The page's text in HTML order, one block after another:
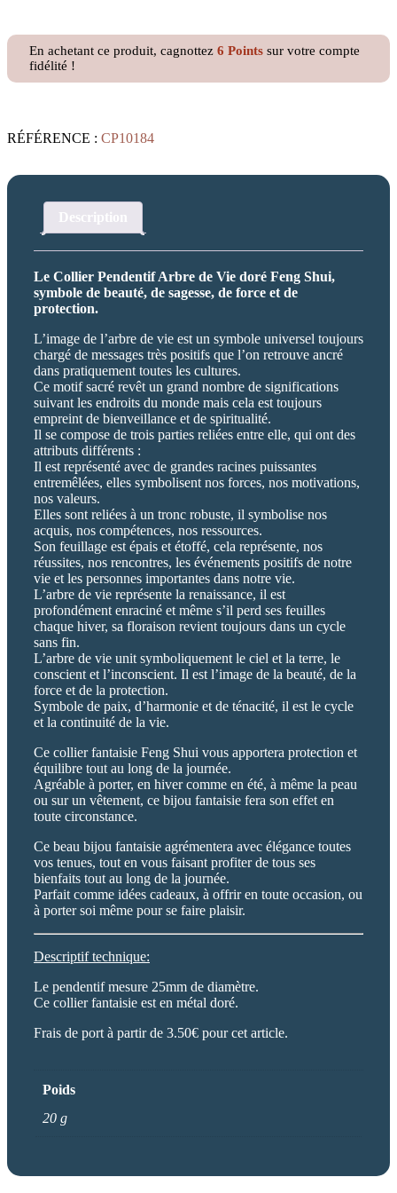
de
doré
En achetant ce produit, cagnottez 6 Points sur votre compte
fidélité !
RÉFÉRENCE : CP10184
Description
Le Collier Pendentif Arbre de Vie doré Feng Shui,
symbole de beauté, de sagesse, de force et de
protection.
L’image de l’arbre de vie est un symbole universel toujours
chargé de messages très positifs que l’on retrouve ancré
dans pratiquement toutes les cultures.
Ce motif sacré revêt un grand nombre de significations
suivant les endroits du monde mais cela est toujours
empreint de bienveillance et de spiritualité.
Il se compose de trois parties reliées entre elle, qui ont des
attributs différents :
Il est représenté avec de grandes racines puissantes
entremêlées, elles symbolisent nos forces, nos motivations,
nos valeurs.
Elles sont reliées à un tronc robuste, il symbolise nos
acquis, nos compétences, nos ressources.
Son feuillage est épais et étoffé, cela représente, nos
réussites, nos rencontres, les événements positifs de notre
vie et les personnes importantes dans notre vie.
L’arbre de vie représente la renaissance, il est
profondément enraciné et même s’il perd ses feuilles
chaque hiver, sa floraison revient toujours dans un cycle
sans fin.
L’arbre de vie unit symboliquement le ciel et la terre, le
conscient et l’inconscient. Il est l’image de la beauté, de la
force et de la protection.
Symbole de paix, d’harmonie et de ténacité, il est le cycle
et la continuité de la vie.
Ce collier fantaisie Feng Shui vous apportera protection et
équilibre tout au long de la journée.
Agréable à porter, en hiver comme en été, à même la peau
ou sur un vêtement, ce bijou fantaisie fera son effet en
toute circonstance.
Ce beau bijou fantaisie agrémentera avec élégance toutes
vos tenues, tout en vous faisant profiter de tous ses
bienfaits tout au long de la journée.
Parfait comme idées cadeaux, à offrir en toute occasion, ou
à porter soi même pour se faire plaisir.
Descriptif technique:
Le pendentif mesure 25mm de diamètre.
Ce collier fantaisie est en métal doré.
Frais de port à partir de 3.50€ pour cet article.
Poids
20 g